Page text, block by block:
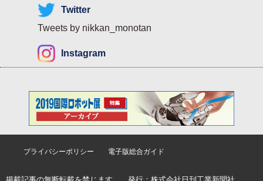
Twitter
Tweets by nikkan_monotan
Instagram
プライバシーポリシー 電子版総合ガイド